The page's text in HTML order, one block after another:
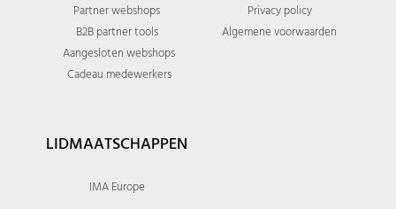
Partner webshops
B2B partner tools
Aangesloten webshops
Cadeau medewerkers
Privacy policy
Algemene voorwaarden
LIDMAATSCHAPPEN
IMA Europe